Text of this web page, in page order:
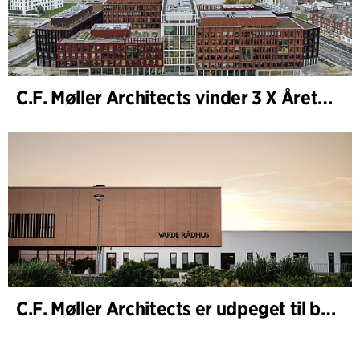
C.F. Møller Architects vinder 3 X Årets Byggeri 2025
C.F. Møller Architects er udpeget til bygherrerådgiver i udvidelsen af Varde Rådhus